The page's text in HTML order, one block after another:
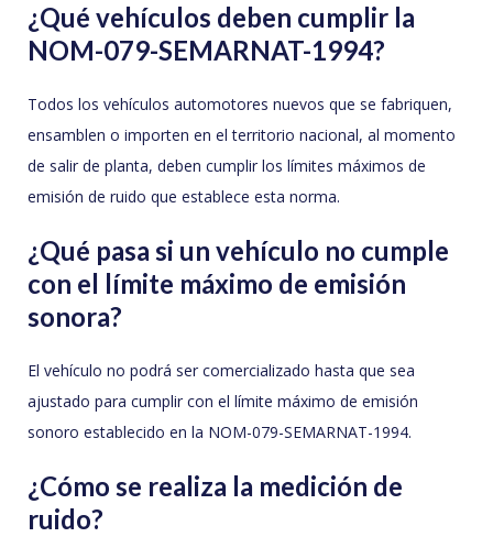
¿Qué vehículos deben cumplir la
NOM-079-SEMARNAT-1994?
Todos los vehículos automotores nuevos que se fabriquen,
ensamblen o importen en el territorio nacional, al momento
de salir de planta, deben cumplir los límites máximos de
emisión de ruido que establece esta norma.
¿Qué pasa si un vehículo no cumple
con el límite máximo de emisión
sonora?
El vehículo no podrá ser comercializado hasta que sea
ajustado para cumplir con el límite máximo de emisión
sonoro establecido en la NOM-079-SEMARNAT-1994.
¿Cómo se realiza la medición de
ruido?